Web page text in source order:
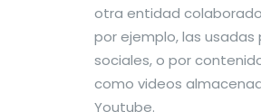
otra entidad
por ejemplo, las usadas
sociales, o por
como videos
Youtube.